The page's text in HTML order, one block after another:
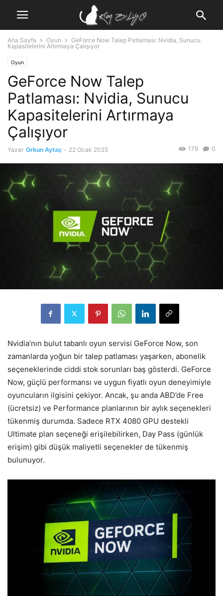
Ana Sayfa Oyun
GeForce Now Talep Patlaması: Nvidia, Sunucu
Kapasitelerini Artırmaya Çalışıyor
Oyun
GeForce Now Talep
Patlaması: Nvidia, Sunucu
Kapasitelerini Artırmaya
Çalışıyor
Yazar Orkun Aytaç - 22 Ocak 2025 0
179
Nvidia’nın bulut tabanlı oyun servisi GeForce Now, son
zamanlarda yoğun bir talep patlaması yaşarken, abonelik
seçeneklerinde ciddi stok sorunları baş gösterdi. GeForce
Now, güçlü performansı ve uygun fiyatlı oyun deneyimiyle
oyuncuların ilgisini çekiyor. Ancak, şu anda ABD’de Free
(ücretsiz) ve Performance planlarının bir aylık seçenekleri
tükenmiş durumda. Sadece RTX 4080 GPU destekli
Ultimate plan seçeneği erişilebilirken, Day Pass (günlük
erişim) gibi düşük maliyetli seçenekler de tükenmiş
bulunuyor.